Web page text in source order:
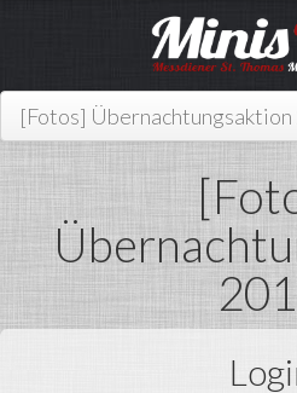
[Fotos] Übernachtungsaktion
Home
Über uns
Wer sind wir?